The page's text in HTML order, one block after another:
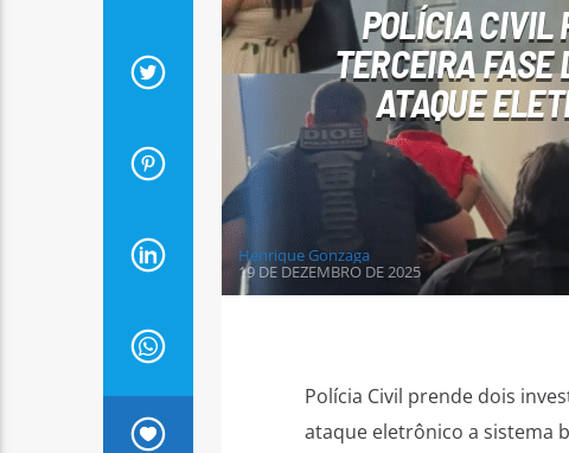
POLÍCIA CIVIL
TERCEIRA FASE
ATAQUE
Henrique Gonzaga
19 DE DEZEMBRO DE 2025
Polícia Civil prende dois
ataque eletrônico a sistema